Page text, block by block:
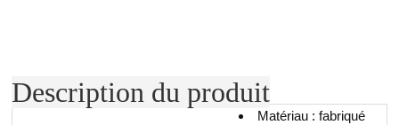
Description du produit
Matériau : fabriqué